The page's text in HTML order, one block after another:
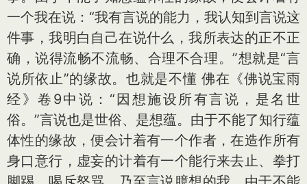
一个我在说：“我有言说的能力，我认知到言说这
件事，我明白自己在说什么，我所表达的正不正
确，说得流畅不流畅、合理不合理。”想就是“言
说所依止”的缘故。也就是不懂 佛在《佛说宝雨
经》卷9中说：“因想施设所有言说，是名世
俗。”言说也是世俗、是想蕴。由于不能了知行蕴
体性的缘故，便会计着有一个作者，在造作所有
身口意行，虚妄的计着有一个能行来去止、拳打